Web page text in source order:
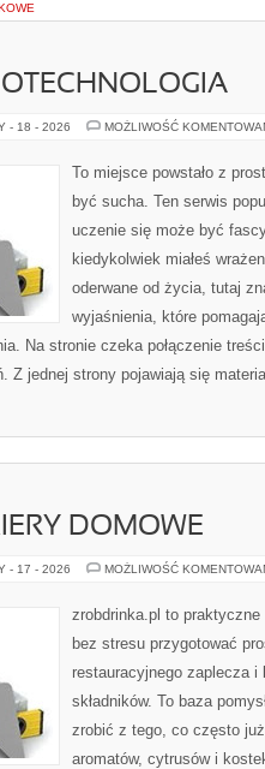
- 18 - 2026 MOŻLIWOŚĆ
To miejsce powstało z
być sucha. Ten serwis
uczenie się może być
kiedykolwiek miałeś
oderwane od życia, tutaj
wyjaśnienia, które
Na stronie czeka połączenie
Z jednej strony pojawiają się
DOMOWE
- 17 - 2026 MOŻLIWOŚĆ
zrobdrinka.pl to
bez stresu przygotować
restauracyjnego zaplecza
składników. To baza
zrobić z tego, co często
aromatów, cytrusów i